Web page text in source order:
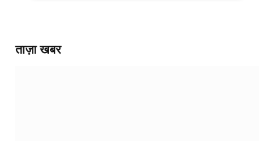
ताज़ा खबर